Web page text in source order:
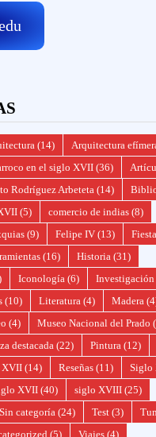
(14) Arquitectura
en el siglo XVII(36)
Rodríguez Arbeteta (14)
(5) comercio de indias (8)
(9) Felipe IV (13) Fiesta
(16) Historia (31)
Iconología (6) Investigación
(10) Literatura (4) Madera
(4) Museo Nacional del Prado
destacada (22) Pintura (12)
XVII (14) Reseñas (11) Siglo
XVII(40) siglo XVIII (25)
Sin categoría (24) Test (3)
(5) Viajes (4)